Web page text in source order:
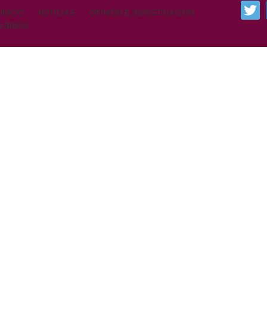
INICIO NOTICIAS
OPINIÓN E INVESTIGACIÓN
LIBROS